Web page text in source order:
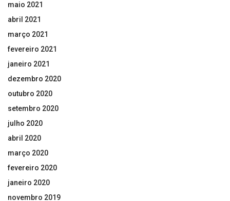
maio 2021
abril 2021
março 2021
fevereiro 2021
janeiro 2021
dezembro 2020
outubro 2020
setembro 2020
julho 2020
abril 2020
março 2020
fevereiro 2020
janeiro 2020
novembro 2019